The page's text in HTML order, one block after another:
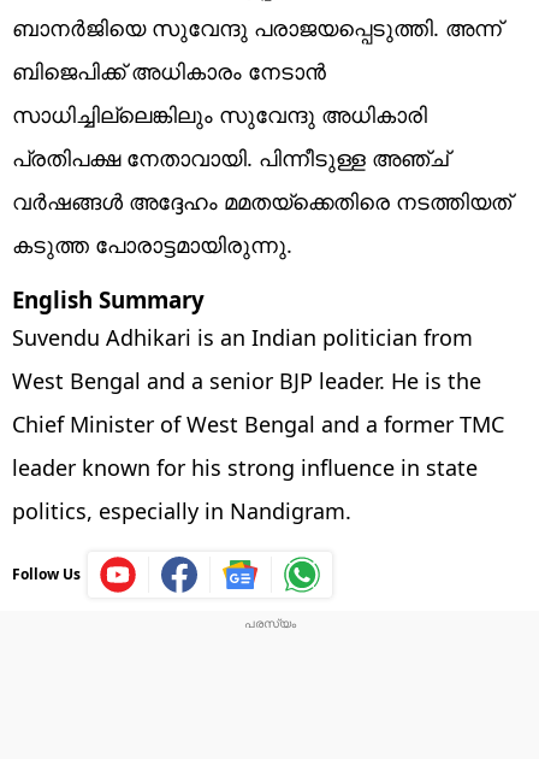
ബാനര്‍ജിയെ സുവേന്ദു പരാജയപ്പെടുത്തി. അന്ന്
ബിജെപിക്ക് അധികാരം നേടാന്‍
സാധിച്ചില്ലെങ്കിലും സുവേന്ദു അധികാരി
പ്രതിപക്ഷ നേതാവായി. പിന്നീടുള്ള അഞ്ച്
വര്‍ഷങ്ങള്‍ അദ്ദേഹം മമതയ്‌ക്കെതിരെ നടത്തിയത്
കടുത്ത പോരാട്ടമായിരുന്നു.
English Summary
Suvendu Adhikari is an Indian politician from
West Bengal and a senior BJP leader. He is the
Chief Minister of West Bengal and a former TMC
leader known for his strong influence in state
politics, especially in Nandigram.
Follow Us